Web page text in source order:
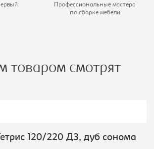
Профессиональные мастера
по сборке мебели
товаром смотрят
120/220 ДЗ, дуб сонома